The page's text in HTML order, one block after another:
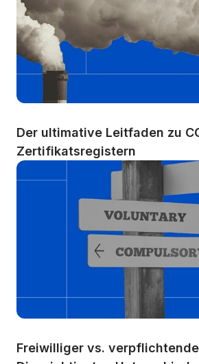
Der ultimative Leitfaden zu
Zertifikatsregistern
Freiwilliger vs.